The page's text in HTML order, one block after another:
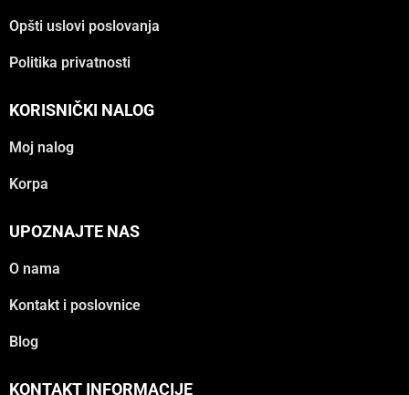
Opšti uslovi poslovanja
Politika privatnosti
KORISNIČKI NALOG
Moj nalog
Korpa
UPOZNAJTE NAS
O nama
Kontakt i poslovnice
Blog
KONTAKT INFORMACIJE